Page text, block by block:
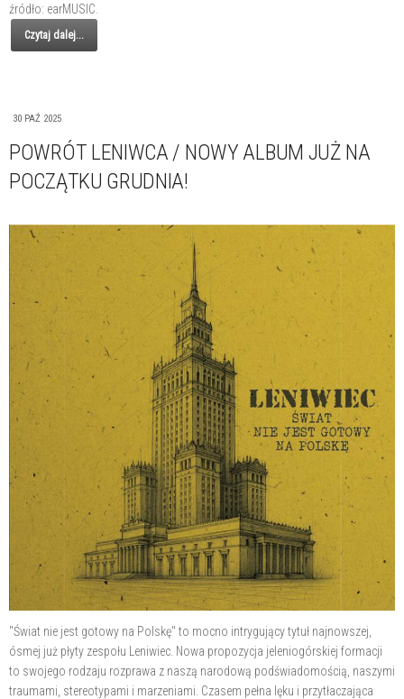
źródło: earMUSIC.
Czytaj dalej...
30 PAŹ 2025
POWRÓT LENIWCA / NOWY ALBUM JUŻ NA
POCZĄTKU GRUDNIA!
"Świat nie jest gotowy na Polskę" to mocno intrygujący tytuł najnowszej,
ósmej już płyty zespołu Leniwiec. Nowa propozycja jeleniogórskiej formacji
to swojego rodzaju rozprawa z naszą narodową podświadomością, naszymi
traumami, stereotypami i marzeniami. Czasem pełna lęku i przytłaczająca